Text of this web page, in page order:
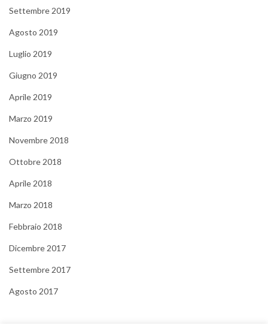
Settembre 2019
Agosto 2019
Luglio 2019
Giugno 2019
Aprile 2019
Marzo 2019
Novembre 2018
Ottobre 2018
Aprile 2018
Marzo 2018
Febbraio 2018
Dicembre 2017
Settembre 2017
Agosto 2017